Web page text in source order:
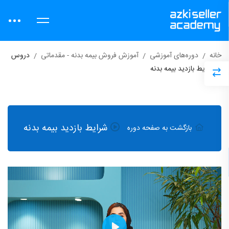
خانه دوره‌های آموزشی آموزش فروش بیمه بدنه - مقدماتی
دروس
شرایط بازدید بیمه بدنه
بازگشت به صفحه دوره شرایط بازدید بیمه بدنه